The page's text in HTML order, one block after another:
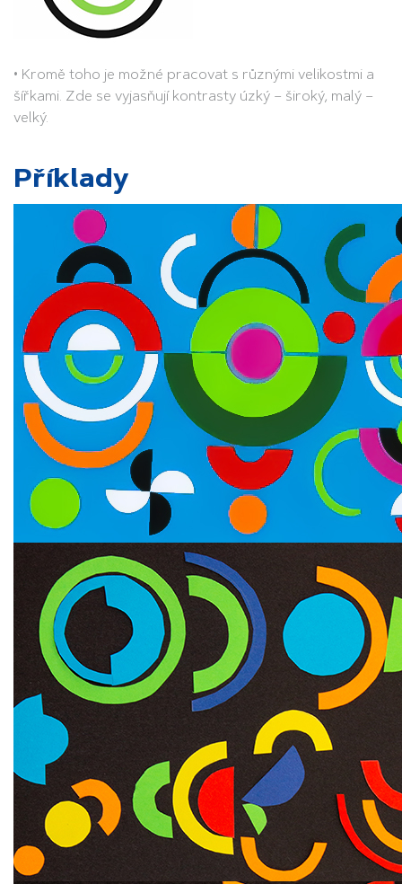
• Kromě toho je možné pracovat s různými velikostmi a
šířkami. Zde se vyjasňují kontrasty úzký – široký, malý –
velký.
Příklady